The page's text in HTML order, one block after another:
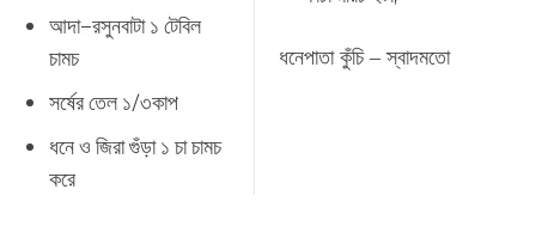
আদা–রসুনবাটা ১ টেবিল
চামচ
সর্ষেরতেল ১/৩কাপ
ধনেও জিরাগুঁড়া ১ চাচামচ
করে
ধনেপাতা কুঁচি–স্বাদমতো